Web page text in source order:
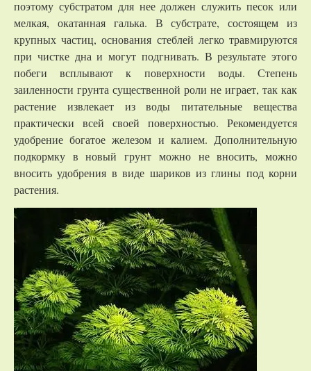
поэтому субстратом для нее должен служить песок или
мелкая, окатанная галька. В субстрате, состоящем из
крупных частиц, основания стеблей легко травмируются
при чистке дна и могут подгнивать. В результате этого
побеги всплывают к поверхности воды. Степень
заиленности грунта существенной роли не играет, так как
растение извлекает из воды питательные вещества
практически всей своей поверхностью. Рекомендуется
удобрение богатое железом и калием. Дополнительную
подкормку в новый грунт можно не вносить, можно
вносить удобрения в виде шариков из глины под корни
растения.